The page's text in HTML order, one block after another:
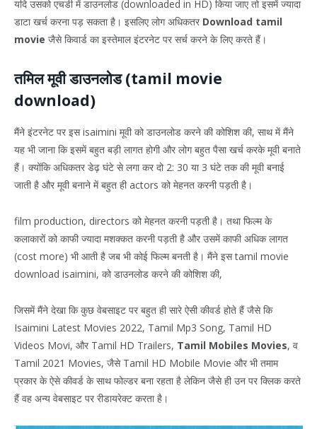
यदि उसको एचडी में डाउनलोड (downloaded in HD) किया जाए तो इसमें ज्यादा
डाटा खर्च करना पड़ सकता है। इसलिए लोग अधिकतर Download tamil
movie जैसे किवार्ड का इस्तेमाल इंटरनेट पर सर्च करने के लिए करते हैं।
तमिल मूवी डाउनलोड (tamil movie
download)
मैंने इंटरनेट पर इस isaimini मूवी को डाउनलोड करने की कोशिश की, साथ में मैंने
यह भी जाना कि इसमें बहुत बड़ी लागत होगी और लोग बहुत पैसा खर्च करके मूवी बनाते
हैं। क्योंकि अधिकतर डेढ़ घंटे से लगा कर दो 2: 30 या 3 घंटे तक की मूवी बनाई
जाती है और मूवी बनाने में बहुत ही actors को मेहनत करनी पड़ती है।
film production, directors को मेहनत करनी पड़ती है। तथा फिल्म के
कलाकारों को काफी ज्यादा मशक्कत करनी पड़ती है और उसमें काफी अधिक लागत
(cost more) भी आती है जब भी कोई फिल्म बनती है। मैंने इस tamil movie
download isaimini, को डाउनलोड करने की कोशिश की,
जिसमें मैंने देखा कि कुछ वेबसाइट पर बहुत ही सारे ऐसी कीवर्ड होते हैं जैसे कि
Isaimini Latest Movies 2022, Tamil Mp3 Song, Tamil HD
Videos Movi, और Tamil HD Trailers, Tamil Mobiles Movies, व
Tamil 2021 Movies, जैसे Tamil HD Mobile Movie और भी तमाम
प्रकार के ऐसे कीवर्ड के साथ फोल्डर बना रहता है लेकिन जैसे ही उन पर क्लिक करते
हैं वह अन्य वेबसाइट पर रीडायरेक्ट करता है।